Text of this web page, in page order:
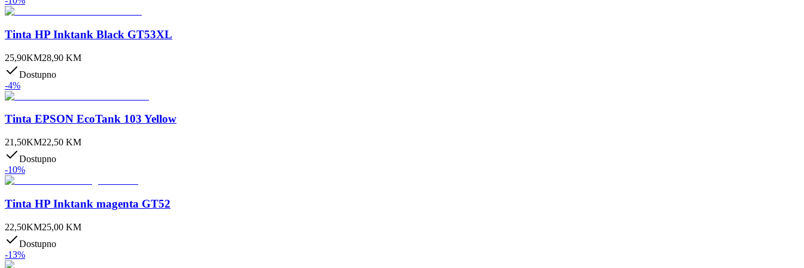
Tinta HP Inktank Black GT53XL
25,90KM28,90 KM
Dostupno
-4%
Tinta EPSON EcoTank 103 Yellow
21,50KM22,50 KM
Dostupno
-10%
Tinta HP Inktank magenta GT52
22,50KM25,00 KM
Dostupno
-13%